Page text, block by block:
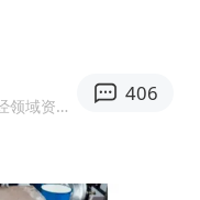
台风白海豚或在华东沿海登陆
·时政财经领域资深作者、牲产队，队长手记公众号主笔
406